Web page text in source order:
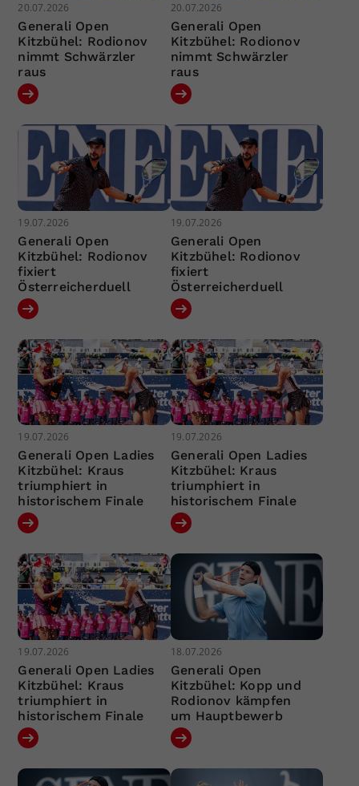
20.07.2026
Generali Open
Kitzbühel: Rodionov
nimmt Schwärzler
raus
20.07.2026
Generali Open
Kitzbühel: Rodionov
nimmt Schwärzler
raus
19.07.2026
Generali Open
Kitzbühel: Rodionov
fixiert
Österreicherduell
19.07.2026
Generali Open
Kitzbühel: Rodionov
fixiert
Österreicherduell
19.07.2026
Generali Open Ladies
Kitzbühel: Kraus
triumphiert in
historischem Finale
19.07.2026
Generali Open Ladies
Kitzbühel: Kraus
triumphiert in
historischem Finale
19.07.2026
Generali Open Ladies
Kitzbühel: Kraus
triumphiert in
historischem Finale
18.07.2026
Generali Open
Kitzbühel: Kopp und
Rodionov kämpfen
um Hauptbewerb